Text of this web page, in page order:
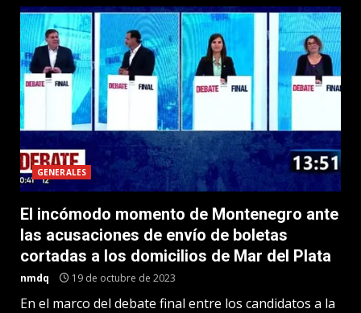
GENERALES
El incómodo momento de Montenegro ante
las acusaciones de envío de boletas
cortadas a los domicilios de Mar del Plata
nmdq 19 de octubre de 2023
En el marco del debate final entre los candidatos a la